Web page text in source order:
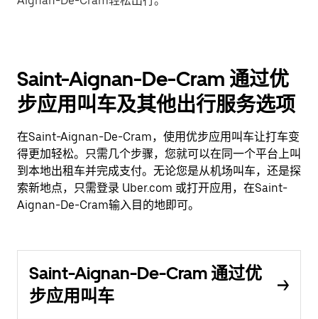
Saint-Aignan-De-Cram 通过优
步应用叫车及其他出行服务选项
在Saint-Aignan-De-Cram，使用优步应用叫车让打车变
得更加轻松。只需几个步骤，您就可以在同一个平台上叫
到本地出租车并完成支付。无论您是从机场叫车，还是探
索新地点，只需登录 Uber.com 或打开应用，在Saint-
Aignan-De-Cram输入目的地即可。
Saint-Aignan-De-Cram 通过优
步应用叫车